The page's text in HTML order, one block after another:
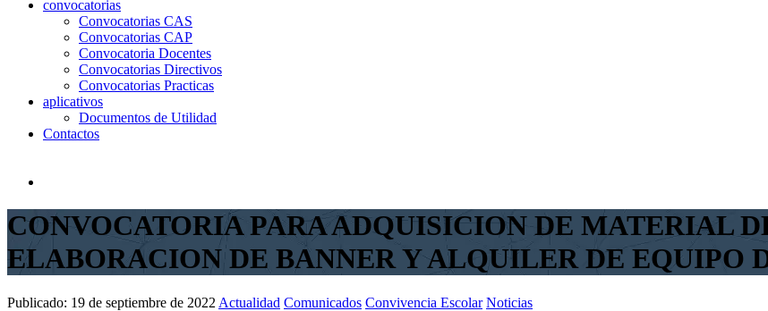
convocatorias
Convocatorias CAS
Convocatorias CAP
Convocatoria Docentes
Convocatorias Directivos
Convocatorias Practicas
aplicativos
Documentos de Utilidad
Contactos
CONVOCATORIA PARA ADQUISICION DE MATERIAL
ELABORACION DE BANNER Y ALQUILER DE EQUIPO
Publicado: 19 de septiembre de 2022 Actualidad Comunicados Convivencia Escolar Noticias